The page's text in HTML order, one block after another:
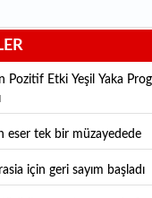
eser tek bir müzayedede
için geri sayım başladı